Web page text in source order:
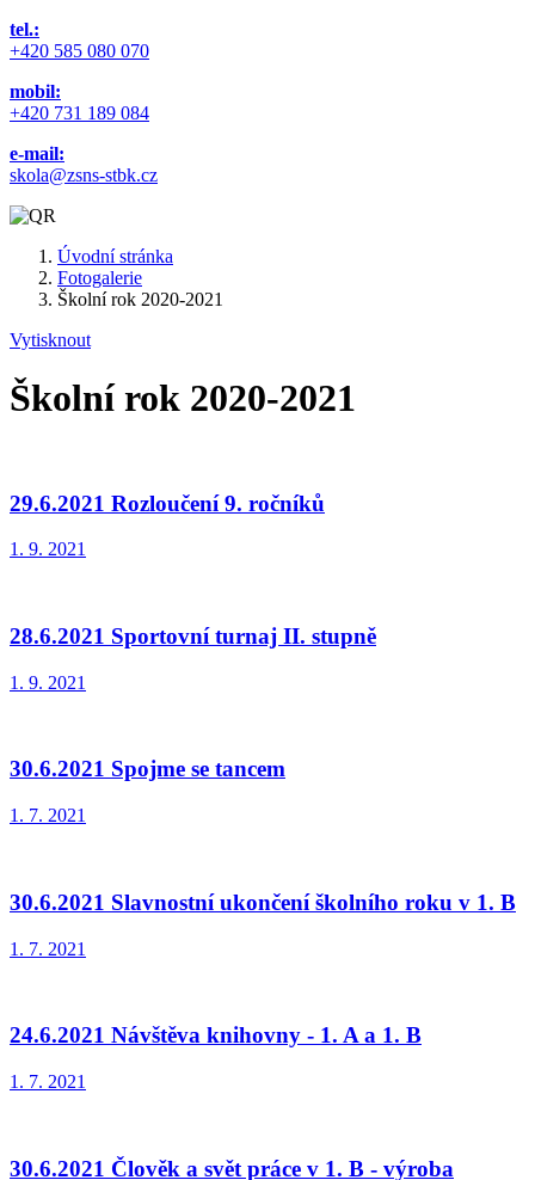
tel.:
+420 585 080 070
mobil:
+420 731 189 084
e-mail:
skola@zsns-stbk.cz
Úvodní stránka
Fotogalerie
Školní rok 2020-2021
Vytisknout
Školní rok 2020-2021
29.6.2021 Rozloučení 9. ročníků
1. 9. 2021
28.6.2021 Sportovní turnaj II. stupně
1. 9. 2021
30.6.2021 Spojme se tancem
1. 7. 2021
30.6.2021 Slavnostní ukončení školního roku v 1. B
1. 7. 2021
24.6.2021 Návštěva knihovny - 1. A a 1. B
1. 7. 2021
30.6.2021 Člověk a svět práce v 1. B - výroba